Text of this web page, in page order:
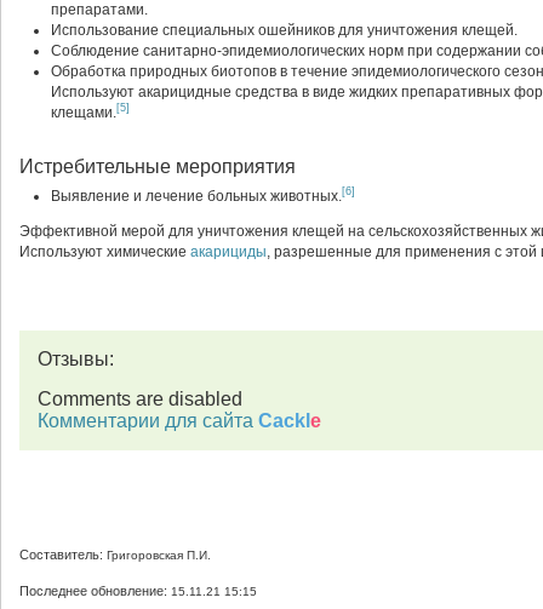
препаратами.
Использование специальных ошейников для уничтожения клещей.
Соблюдение санитарно-эпидемиологических норм при содержании
Обработка природных биотопов в течение эпидемиологического
Используют акарицидные средства в виде жидких препаративных
клещами.[5]
Истребительные мероприятия
Выявление и лечение больных животных.[6]
Эффективной мерой для уничтожения клещей на сельскохозяйственных
Используют химические акарициды, разрешенные для применения с этой
Отзывы:
Comments are disabled
Комментарии для сайта Cackl e
Составитель: Григоровская П.И.
Последнее обновление: 15.11.21 15:15